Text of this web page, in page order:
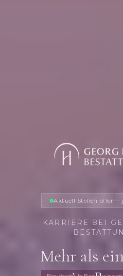
Aktuell Stellen offen –
KARRIERE BEI
Mehr als